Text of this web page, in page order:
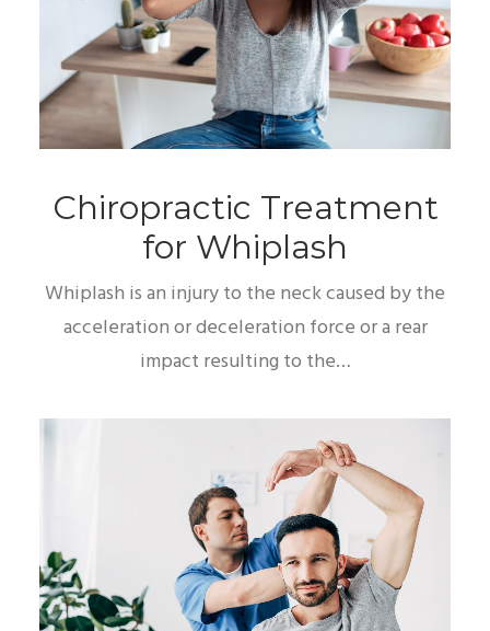
Chiropractic Treatment
for Whiplash
Whiplash is an injury to the neck caused by the
acceleration or deceleration force or a rear
impact resulting to the…